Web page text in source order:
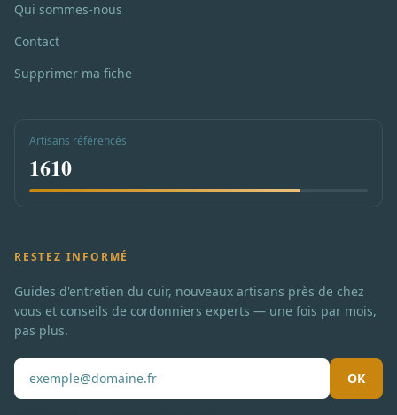
Qui sommes-nous
Contact
Supprimer ma fiche
Artisans référencés
1610
RESTEZ INFORMÉ
Guides d'entretien du cuir, nouveaux artisans près de chez
vous et conseils de cordonniers experts — une fois par mois,
pas plus.
OK